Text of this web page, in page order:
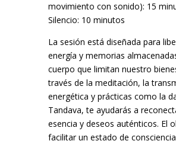
movimiento con sonido): 15
Silencio: 10 minutos
La sesión está diseñada para
energía y memorias
cuerpo que limitan nuestro
través de la meditación, la
energética y prácticas como la
Tandava, te ayudarás a
esencia y deseos auténticos. El
facilitar un estado de